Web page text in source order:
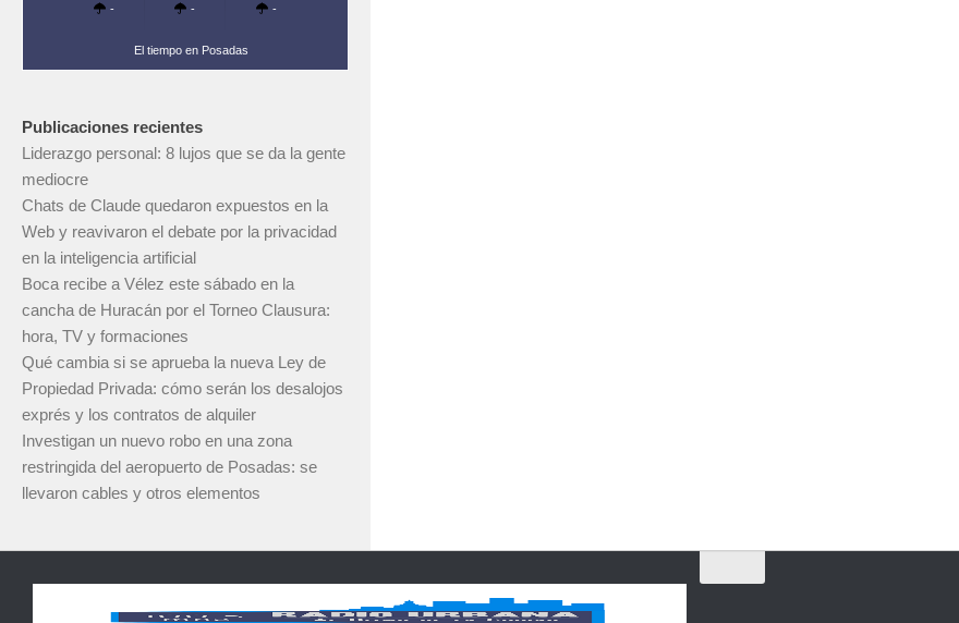
- - -
El tiempo en Posadas
Publicaciones recientes
Liderazgo personal: 8 lujos que se da la gente
mediocre
Chats de Claude quedaron expuestos en la
Web y reavivaron el debate por la privacidad
en la inteligencia artificial
Boca recibe a Vélez este sábado en la
cancha de Huracán por el Torneo Clausura:
hora, TV y formaciones
Qué cambia si se aprueba la nueva Ley de
Propiedad Privada: cómo serán los desalojos
exprés y los contratos de alquiler
Investigan un nuevo robo en una zona
restringida del aeropuerto de Posadas: se
llevaron cables y otros elementos